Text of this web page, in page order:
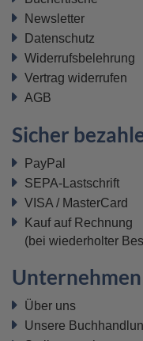
Newsletter
Datenschutz
Widerrufsbelehrung
Vertrag widerrufen
AGB
Sicher
PayPal
SEPA-Lastschrift
VISA / MasterCard
Kauf auf Rechnung
(bei wiederholter
Unternehmen
Über uns
Unsere